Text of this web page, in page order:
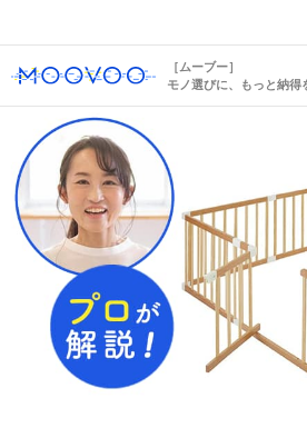
［ムーブー］
モノ選びに、もっと納得